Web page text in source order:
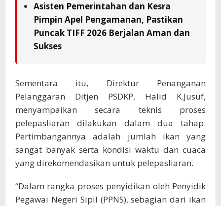
Asisten Pemerintahan dan Kesra
Pimpin Apel Pengamanan, Pastikan
Puncak TIFF 2026 Berjalan Aman dan
Sukses
Sementara itu, Direktur Penanganan
Pelanggaran Ditjen PSDKP, Halid K.Jusuf,
menyampaikan secara teknis proses
pelepasliaran dilakukan dalam dua tahap.
Pertimbangannya adalah jumlah ikan yang
sangat banyak serta kondisi waktu dan cuaca
yang direkomendasikan untuk pelepasliaran.
“Dalam rangka proses penyidikan oleh Penyidik
Pegawai Negeri Sipil (PPNS), sebagian dari ikan